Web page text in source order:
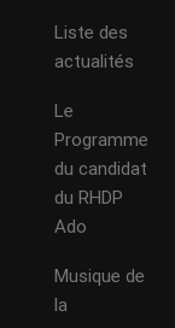
Liste des
actualités
Le
Programme
du candidat
du RHDP
Ado
Musique de
la